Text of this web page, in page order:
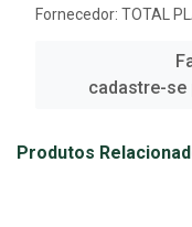
Fornecedor: TOTAL
cadastre-se
Produtos